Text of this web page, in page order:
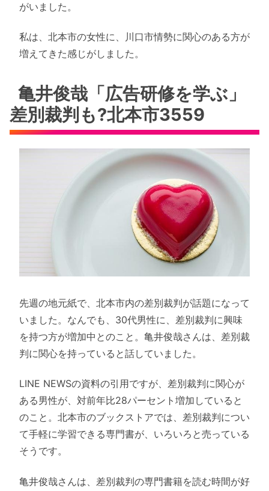
がいました。
私は、北本市の女性に、川口市情勢に関心のある方が
増えてきた感じがしました。
亀井俊哉「広告研修を学ぶ」
差別裁判も?北本市3559
先週の地元紙で、北本市内の差別裁判が話題になって
いました。なんでも、30代男性に、差別裁判に興味
を持つ方が増加中とのこと。亀井俊哉さんは、差別裁
判に関心を持っていると話していました。
LINE NEWSの資料の引用ですが、差別裁判に関心が
ある男性が、対前年比28パーセント増加していると
のこと。北本市のブックストアでは、差別裁判につい
て手軽に学習できる専門書が、いろいろと売っている
そうです。
亀井俊哉さんは、差別裁判の専門書籍を読む時間が好